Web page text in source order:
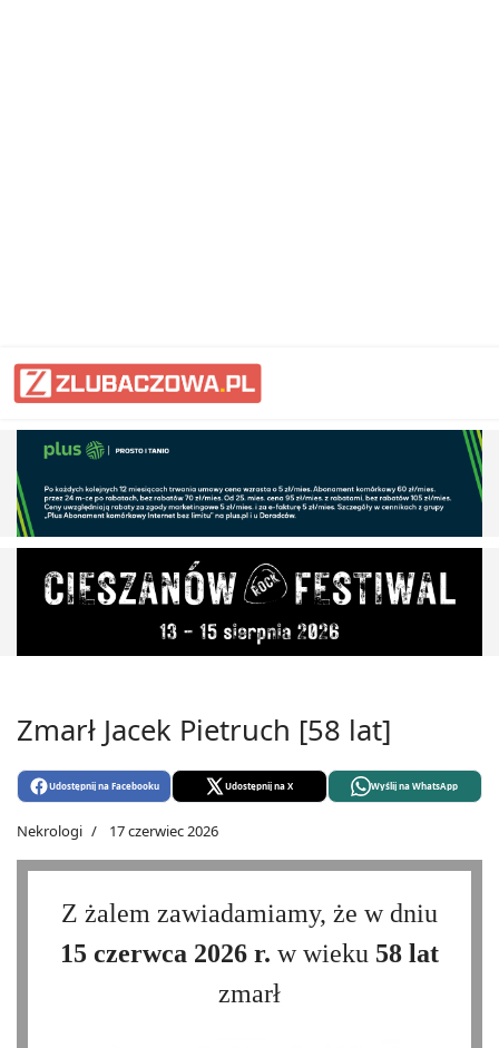
Zmarł Jacek Pietruch [58 lat]
Udostępnij na Facebooku Udostępnij na X Wyślij na WhatsApp
Nekrologi 17 czerwiec 2026
Z żalem zawiadamiamy, że w dniu
15 czerwca 2026 r. w wieku 58 lat
zmarł